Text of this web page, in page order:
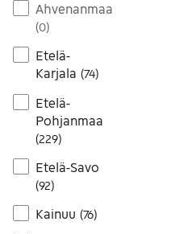
Ahvenanmaa
(0)
Etelä-
Karjala (74)
Etelä-
Pohjanmaa
(229)
Etelä-Savo
(92)
Kainuu (76)